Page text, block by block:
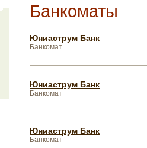
Банкоматы
Юниаструм Банк
Банкомат
Юниаструм Банк
Банкомат
Юниаструм Банк
Банкомат